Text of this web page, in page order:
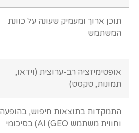
תוכן ארוך ומעמיק שעונה על כוונת
המשתמש
אופטימיזציה רב-ערוצית (וידאו,
תמונות, טקסט)
התמקדות בתוצאות חיפוש, בהופעה
בסיכומי (AI (GEO וחווית משתמש